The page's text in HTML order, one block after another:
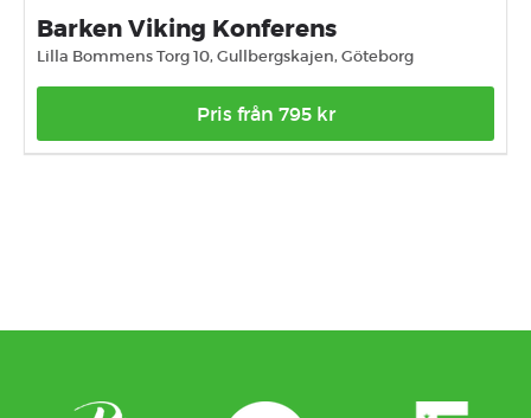
Barken Viking Konferens
Lilla Bommens Torg 10, Gullbergskajen, Göteborg
Pris från 795 kr